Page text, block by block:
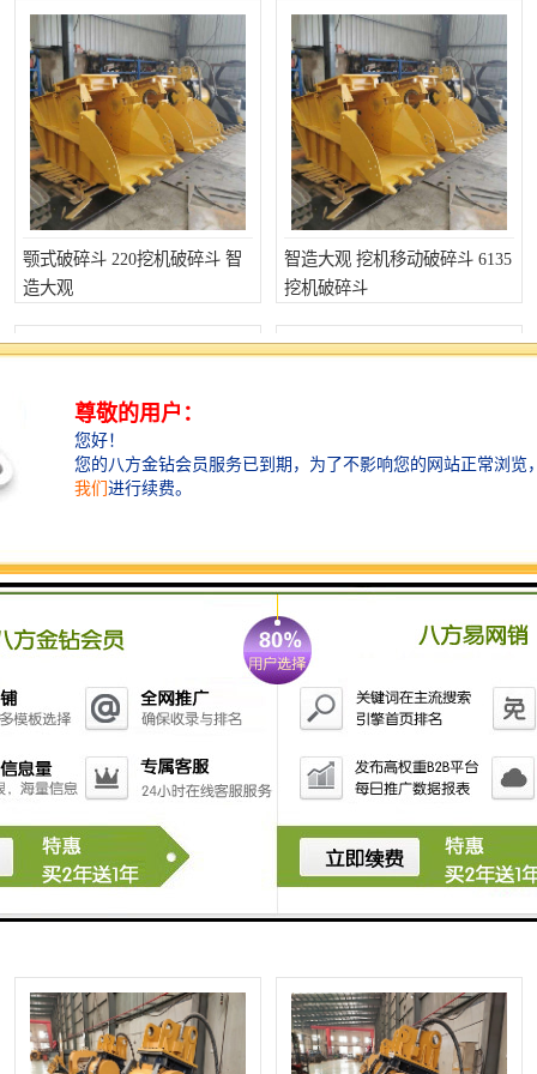
颚式破碎斗 220挖机破碎斗 智
造大观
智造大观 挖机移动破碎斗 6135
挖机破碎斗
智造大观 颚式移动破碎斗 6205
智造大观 235挖机破碎斗 挖机
移动破碎斗
智造大观 155挖机破碎斗 颚式
智造大观 308挖机破碎斗 颚式